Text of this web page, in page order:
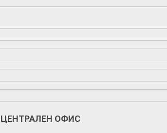
ЦЕНТРАЛЕН ОФИС